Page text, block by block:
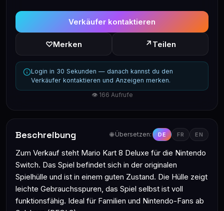
Verkäufer kontaktieren
♡Merken ↗ Teilen
Login in 30 Sekunden — danach kannst du den
Verkäufer kontaktieren und Anzeigen merken.
👁 166 Aufrufe
Beschreibung 🌐 Übersetzen: DE FR EN
Zum Verkauf steht Mario Kart 8 Deluxe für die Nintendo
Switch. Das Spiel befindet sich in der originalen
Spielhülle und ist in einem guten Zustand. Die Hülle zeigt
leichte Gebrauchsspuren, das Spiel selbst ist voll
funktionsfähig. Ideal für Familien und Nintendo-Fans ab